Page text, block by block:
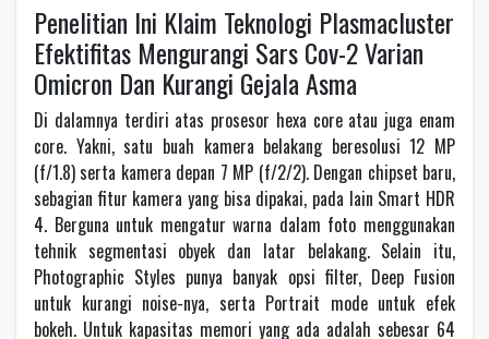
Penelitian Ini Klaim Teknologi Plasmacluster
Efektifitas Mengurangi Sars Cov-2 Varian
Omicron Dan Kurangi Gejala Asma
Di dalamnya terdiri atas prosesor hexa core atau juga enam
core. Yakni, satu buah kamera belakang beresolusi 12 MP
(f/1.8) serta kamera depan 7 MP (f/2/2). Dengan chipset baru,
sebagian fitur kamera yang bisa dipakai, pada lain Smart HDR
4. Berguna untuk mengatur warna dalam foto menggunakan
tehnik segmentasi obyek dan latar belakang. Selain itu,
Photographic Styles punya banyak opsi filter, Deep Fusion
untuk kurangi noise-nya, serta Portrait mode untuk efek
bokeh. Untuk kapasitas memori yang ada adalah sebesar 64